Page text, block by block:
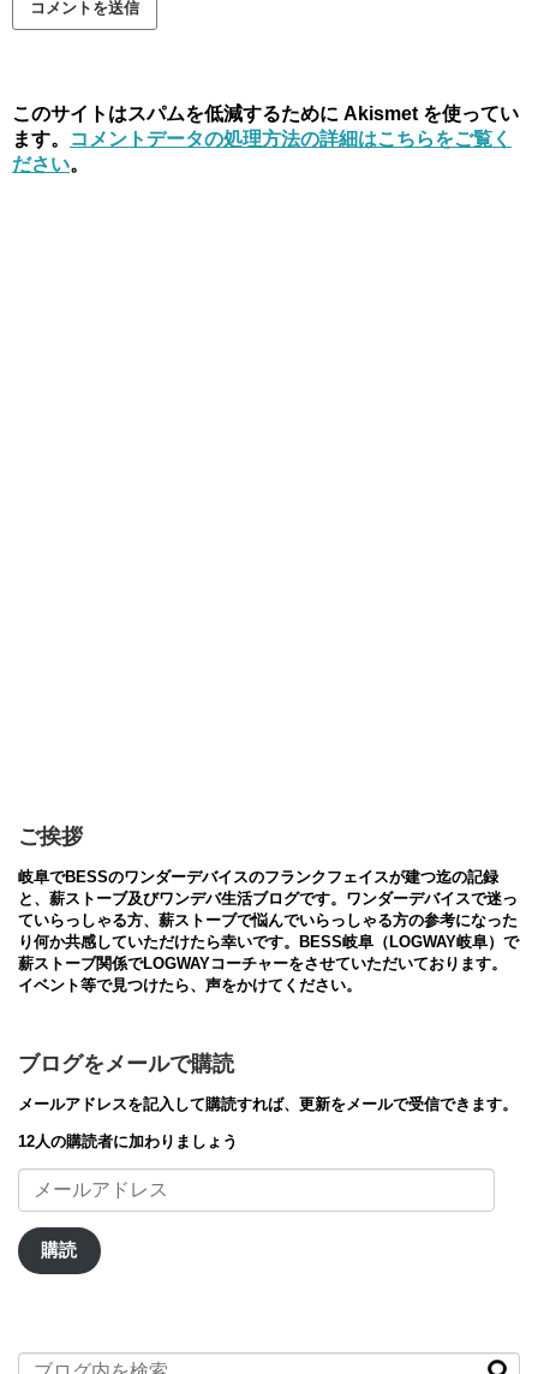
このサイトはスパムを低減するために Akismet を使ってい
ます。
コメントデータの処理方法の詳細はこちらをご覧く
ださい。
ご挨拶
岐阜でBESSのワンダーデバイスのフランクフェイスが建つ迄の記録
と、薪ストーブ及びワンデバ生活ブログです。ワンダーデバイスで迷っ
ていらっしゃる方、薪ストーブで悩んでいらっしゃる方の参考になった
り何か共感していただけたら幸いです。BESS岐阜（LOGWAY岐阜）で
薪ストーブ関係でLOGWAYコーチャーをさせていただいております。
イベント等で見つけたら、声をかけてください。
ブログをメールで購読
メールアドレスを記入して購読すれば、更新をメールで受信できます。
12人の購読者に加わりましょう
メ
ア
ド
購読